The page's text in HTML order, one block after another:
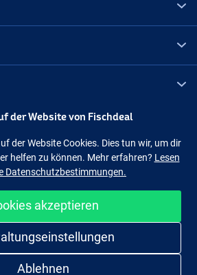
Facebook
Einfach und sicher shoppen
der Website von Fischdeal
der Website Cookies. Dies tun wir, um dir
helfen zu können. Mehr erfahren? Lesen
Datenschutzbestimmungen.
akzeptieren
Ablehnen